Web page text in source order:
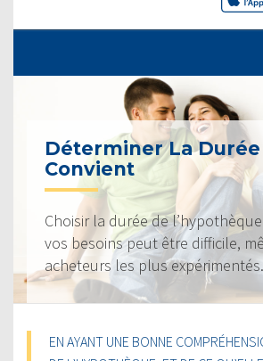
Déterminer La Durée
Convient
Choisir la durée de
vos besoins peut être difficile,
acheteurs les plus expérimentés.
EN AYANT UNE BONNE